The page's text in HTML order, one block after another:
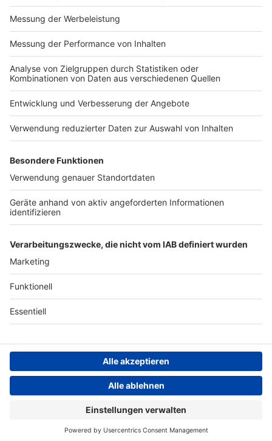
Impressum
Nutzungsbedingungen
Jobs
Presse
Werben
Archiv
ANTENNE BAYERN GROUP
Stiftung ANTENNE BAYERN
hilft
Teilnahmebedingungen
Grounding Page ANTENNE
BAYERN
Kontakt
Studio-Hotline
Verkehrs-Hotline
Datenschutz­erklärung
einstellungen
Persönliche Datenkontrolle
Newsletter
ANTENNE BAYERN Live